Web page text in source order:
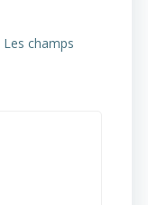
Les champs